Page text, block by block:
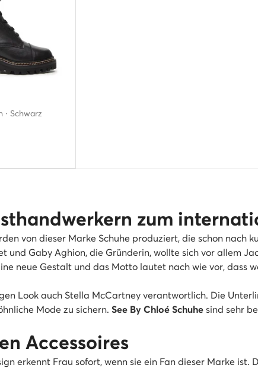
· Schwarz
zum
von dieser Marke Schuhe produziert, die schon nach
Gaby Aghion, die Gründerin, wollte sich vor allem
neue Gestalt und das Motto lautet nach wie vor, dass
Look auch Stella McCartney verantwortlich. Die
Mode zu sichern. See By Chloé Schuhe sind sehr
Accessoires
erkennt Frau sofort, wenn sie ein Fan dieser Marke ist.